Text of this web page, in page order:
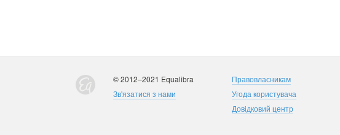
© 2012–2021 Equalibra
Зв'язатися з нами
Правовласникам
Угода користувача
Довідковий центр